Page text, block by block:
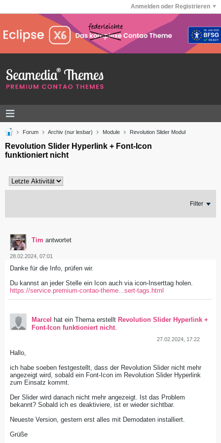
Anmelden oder Registrieren
Forum Archiv (nur lesbar) Module Revolution Slider Modul
Revolution Slider Hyperlink + Font-Icon
funktioniert nicht
Filter
Tim antwortet
28.02.2024, 07:01
Danke für die Info, prüfen wir.
Du kannst an jeder Stelle ein Icon auch via icon-Inserttag holen.
https://service.premium-contao-theme...sert-tags.html
Marcel hat ein Thema erstellt Revolution Slider Hyperlink +
Font-Icon funktioniert nicht
27.02.2024, 17:22
Hallo,
ich habe soeben festgestellt, dass der Revolution Slider nicht mehr
angezeigt wird, sobald ein Font-Icon im Revolution Slider Hyperlink
zum Einsatz kommt.
Der Slider wird danach nicht mehr angezeigt. Ist das Problem
bekannt? Sobald ich es deaktiviere, ist er wieder sichtbar.
Neueste Version, gestern erst alles mit Demodaten installiert.
Grüße